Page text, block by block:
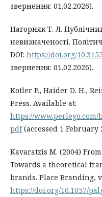
звернення: 01.02.2026).
Нагорняк Т. Л.
невизначеності.
DOI: https://doi.org/
звернення: 01.02.2026).
Kotler P., Haider D. H.,
Press. Available at:
https://
pdf(accessed 1 February
Kavaratzis M. (2004)
Towards a theoretical
brands. Place Branding,
https://doi.org/10.1057/